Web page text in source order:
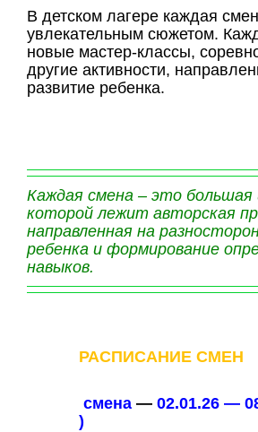
В детском лагере каждая
увлекательным сюжетом.
новые мастер-классы,
другие активности,
развитие ребенка.
Каждая смена – это большая
которой лежит авторская
направленная на
ребенка и формирование
навыков.
РАСПИСАНИЕ СМЕН
смена —02.01.26 —
)